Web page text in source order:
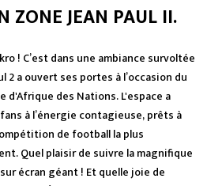
ZONE JEAN PAUL II.
! C’est dans une ambiance survoltée
2 a ouvert ses portes à l’occasion du
d'Afrique des Nations. L'espace a
à l’énergie contagieuse, prêts à
de football la plus
Quel plaisir de suivre la magnifique
écran géant ! Et quelle joie de